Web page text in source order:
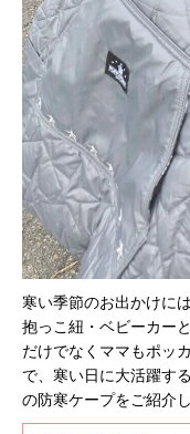
寒い季節のお出かけに
抱っこ紐・ベビーカー
だけでなくママもポッ
で、寒い日に大活躍す
の防寒ケープをご紹介し